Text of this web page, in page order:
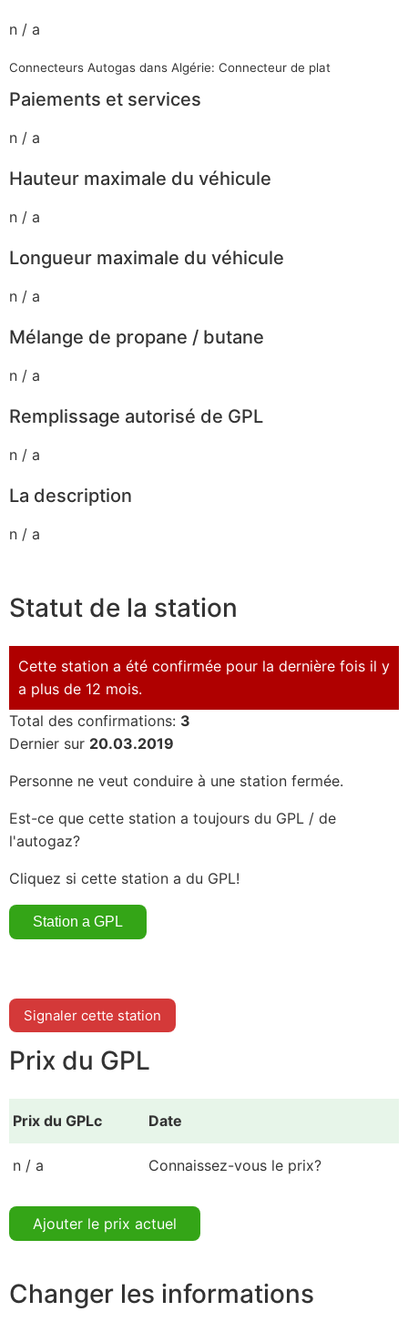
n / a
Connecteurs Autogas dans Algérie: Connecteur de plat
Paiements et services
n / a
Hauteur maximale du véhicule
n / a
Longueur maximale du véhicule
n / a
Mélange de propane / butane
n / a
Remplissage autorisé de GPL
n / a
La description
n / a
Statut de la station
Cette station a été confirmée pour la dernière fois il y
a plus de 12 mois.
Total des confirmations: 3
Dernier sur 20.03.2019
Personne ne veut conduire à une station fermée.
Est-ce que cette station a toujours du GPL / de
l'autogaz?
Cliquez si cette station a du GPL!
Signaler cette station
Prix du GPL
Prix du GPLc Date
n / a Connaissez-vous le prix?
Ajouter le prix actuel
Changer les informations